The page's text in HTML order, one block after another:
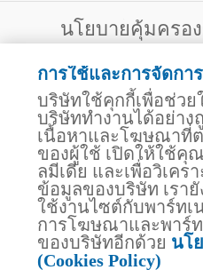
บริการลูกค้า
ไทยประกันชีวิต HEALTH
สิทธิพิเศษ
แอปพลิเคชัน ไทยประกัน
ไทยประกันชีวิตแคร์เซ็นเ
ไทยประกันชีวิตเมดิแคร์
ไทยประกันชีวิตอีซี่เพย์
ไทยประกันชีวิตฮอตเคลม
ไทยประกันชีวิตประกันกลุ่
บริการสำหรับเจ้าหน้าที่โ
สถานพยาบาลคู่สัญญา
นโยบายคุ้มครอ
123 ถนน รัชดาภิเษก แ
กรุงเทพฯ 10400 โ
บริษัทฯ ขอแจ้งให้ผู้ใช้บริการทราบ
ชื่อ ชื่อทางการค้า ส่วนประกอบ
เครื่องหมายการค้า เครื่องหมาย
ที่ปรากฏบนเว็บไซต์ของบริษัทฯ นี้
กฎหมายทรัพย์สินทางปัญญาของไ
แต่เพียงผู้เดียว หากบุคคลใดลอกเ
แพร่ต่อสาธารณชน จำหน่าย มีไว้ใ
ที่เป็นการแสวงหาประโยชน์ทางก
โดยประการใดๆ จากทรัพย์สินทา
อนุญาตจากบริษัทฯ บริษัทฯ จะดำ
การใช้และการจัดกา
บริษัทใช้คุกกี้เพื่อช่วย
บริษัททำงานได้อย่าง
เนื้อหาและโฆษณาที่
ของผู้ใช้ เปิดให้ใช้คุ
ลมีเดีย และเพื่อวิเคร
ข้อมูลของบริษัท เรา
ใช้งานไซต์กับพาร์ทเ
การโฆษณาและพาร์ท
ของบริษัทอีกด้วย นโ
(Cookies Policy)